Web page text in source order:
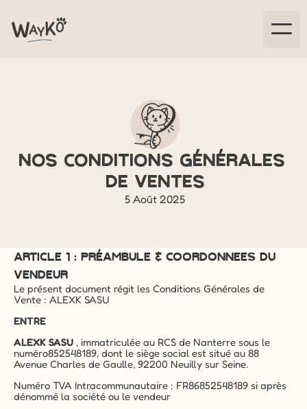
Croq'Vadrouille
Croq'Plouf
Nos engagements
Nos conditions générales
de ventes
5 Août 2025
ARTICLE 1 : PRÉAMBULE & COORDONNEES DU
VENDEUR
Le présent document régit les Conditions Générales de
Vente : ALEXK SASU
ENTRE
ALEXK SASU , immatriculée au RCS de Nanterre sous le
numéro852548189, dont le siège social est situé au 88
Avenue Charles de Gaulle, 92200 Neuilly sur Seine.
Numéro TVA Intracommunautaire : FR86852548189 si après
dénommé la société ou le vendeur